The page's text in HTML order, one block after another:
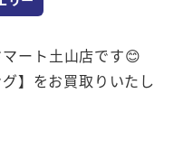
ート土山店です😊
】をお買取りいたし